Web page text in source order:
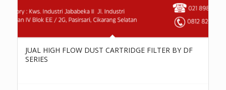
JUAL HIGH FLOW DUST CARTRIDGE FILTER BY DF
SERIES